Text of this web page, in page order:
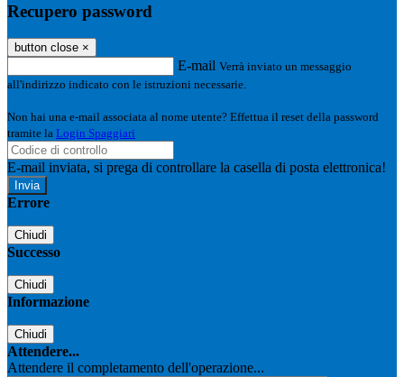
Recupero password
button close ×
E-mail Verrà inviato un messaggio
all'indirizzo indicato con le istruzioni necessarie.
Non hai una e-mail associata al nome utente? Effettua il reset della password
tramite la Login Spaggiari
E-mail inviata, si prega di controllare la casella di posta elettronica!
Errore
Chiudi
Successo
Chiudi
Informazione
Chiudi
Attendere...
Attendere il completamento dell'operazione...